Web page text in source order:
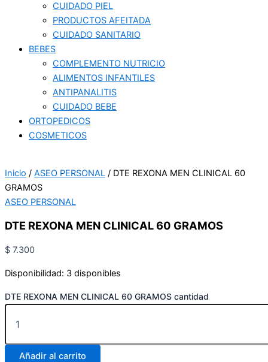
CUIDADO PIEL
PRODUCTOS AFEITADA
CUIDADO SANITARIO
BEBES
COMPLEMENTO NUTRICIO
ALIMENTOS INFANTILES
ANTIPANALITIS
CUIDADO BEBE
ORTOPEDICOS
COSMETICOS
Inicio / ASEO PERSONAL / DTE REXONA MEN CLINICAL 60
GRAMOS
ASEO PERSONAL
DTE REXONA MEN CLINICAL 60 GRAMOS
$ 7.300
Disponibilidad: 3 disponibles
DTE REXONA MEN CLINICAL 60 GRAMOS cantidad
Añadir al carrito